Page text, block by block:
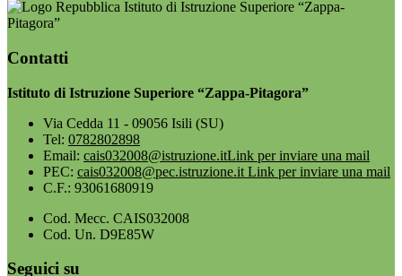
Istituto di Istruzione Superiore “Zappa-
Pitagora”
Contatti
Istituto di Istruzione Superiore “Zappa-Pitagora”
Via Cedda 11 - 09056 Isili (SU)
Tel: 0782802898
Email: cais032008@istruzione.itLink per inviare una mail
PEC: cais032008@pec.istruzione.it Link per inviare una mail
C.F.: 93061680919
Cod. Mecc. CAIS032008
Cod. Un. D9E85W
Seguici su